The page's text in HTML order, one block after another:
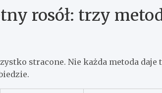
rosół: trzy
stracone. Nie każda metoda